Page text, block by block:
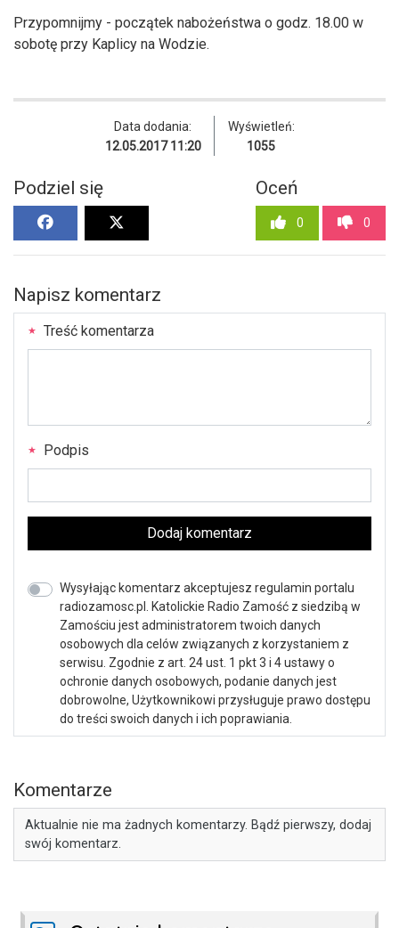
Przypomnijmy - początek nabożeństwa o godz. 18.00 w
sobotę przy Kaplicy na Wodzie.
Data dodania:
12.05.2017 11:20
Wyświetleń:
1055
Podziel się Oceń
0 0
Napisz komentarz
Treść komentarza
Podpis
Dodaj komentarz
Wysyłając komentarz akceptujesz regulamin portalu
radiozamosc.pl. Katolickie Radio Zamość z siedzibą w
Zamościu jest administratorem twoich danych
osobowych dla celów związanych z korzystaniem z
serwisu. Zgodnie z art. 24 ust. 1 pkt 3 i 4 ustawy o
ochronie danych osobowych, podanie danych jest
dobrowolne, Użytkownikowi przysługuje prawo dostępu
do treści swoich danych i ich poprawiania.
Komentarze
Aktualnie nie ma żadnych komentarzy. Bądź pierwszy, dodaj
swój komentarz.